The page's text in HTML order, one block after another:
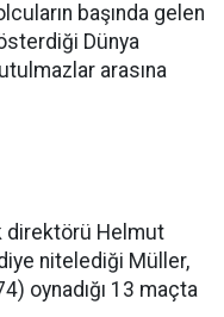
başında gelen
Dünya
arasına
direktörü Helmut
nitelediği Müller,
oynadığı 13 maçta